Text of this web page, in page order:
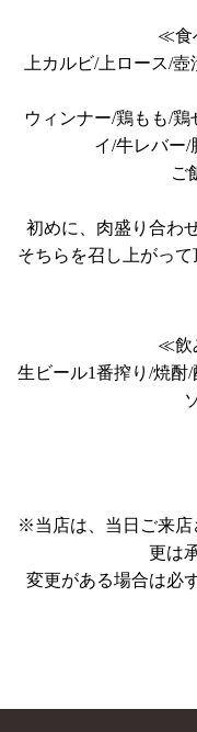
≪食
上カルビ/上ロース/
ウィンナー/鶏もも/
イ/牛レバー/
ご
初めに、肉盛り合わ
そちらを召し上がっ
≪飲
生ビール1番搾り/焼酎
※当店は、当日ご来店
更は
変更がある場合は必